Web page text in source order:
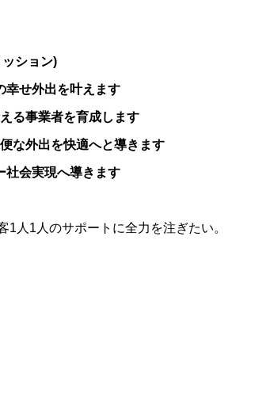
ション)
幸せ外出を叶えます
る事業者を育成します
な外出を快適へと導きます
社会実現へ導きます
人1人のサポートに全力を注ぎたい。